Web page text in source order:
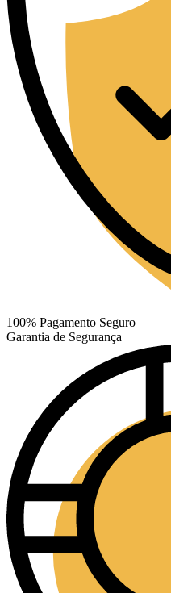
100% Pagamento Seguro
Garantia de Segurança